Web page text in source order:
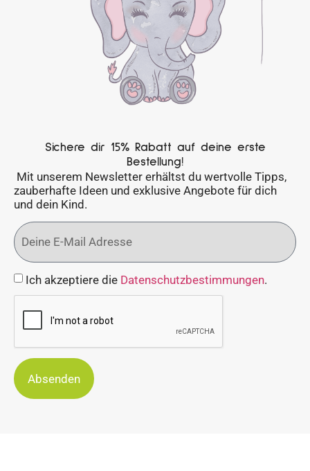
Sichere dir 15% Rabatt auf deine erste
Bestellung!
Mit unserem Newsletter erhältst du wertvolle Tipps,
zauberhafte Ideen und exklusive Angebote für dich
und dein Kind.
Ich akzeptiere die Datenschutzbestimmungen.
Absenden